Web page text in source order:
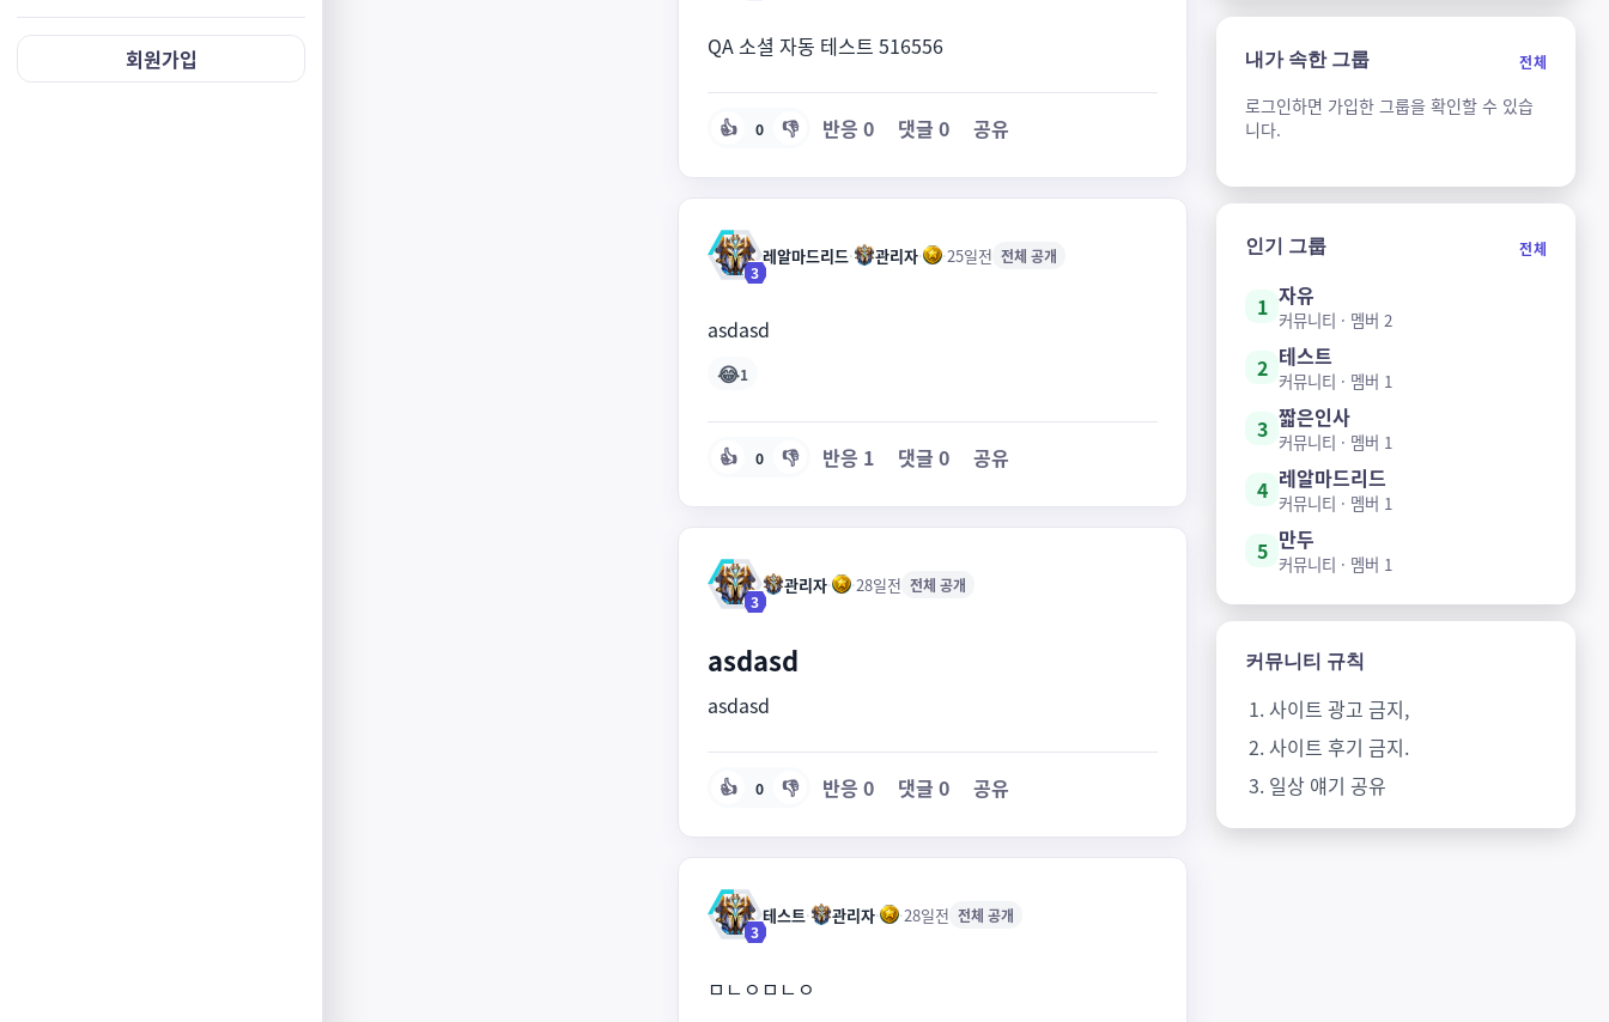
회원가입 QA 소셜 자동 테스트 516556
👍 0 👎 반응 0 댓글 0 공유
3
레알마드리드· 관리자· ·25일전 전체 공개
asdasd
😂1
👍 0 👎 반응 1 댓글 0 공유
3
관리자· ·28일전 전체 공개
asdasd
asdasd
👍 0 👎 반응 0 댓글 0 공유
3
테스트· 관리자· ·28일전 전체 공개
ㅁㄴㅇㅁㄴㅇ
내가 속한 그룹 전체
로그인하면 가입한 그룹을 확인할 수 있습
니다.
인기 그룹 전체
1 자유
커뮤니티 · 멤버 2
2 테스트
커뮤니티 · 멤버 1
3 짧은인사
커뮤니티 · 멤버 1
4 레알마드리드
커뮤니티 · 멤버 1
5 만두
커뮤니티 · 멤버 1
커뮤니티 규칙
사이트 광고 금지,
사이트 후기 금지.
일상 얘기 공유